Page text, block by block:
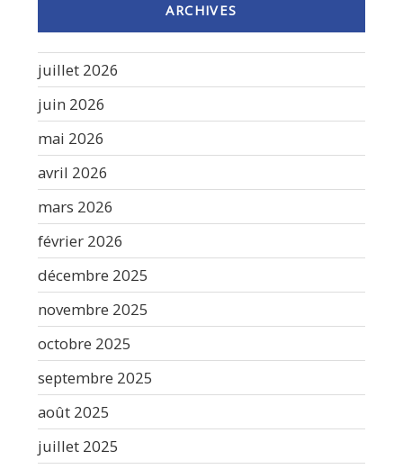
ARCHIVES
juillet 2026
juin 2026
mai 2026
avril 2026
mars 2026
février 2026
décembre 2025
novembre 2025
octobre 2025
septembre 2025
août 2025
juillet 2025